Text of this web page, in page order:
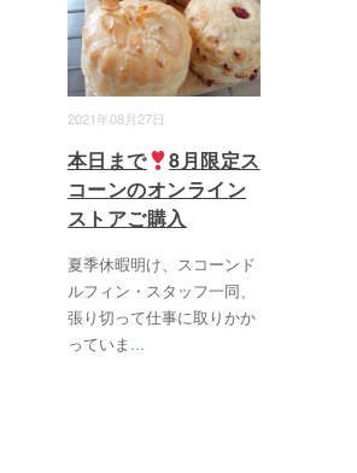
2021年08月27日
本日まで
8月限定ス
コーンのオンライン
ストアご購入
夏季休暇明け、スコーンド
ルフィン・スタッフ一同、
張り切って仕事に取りかか
っていま ...